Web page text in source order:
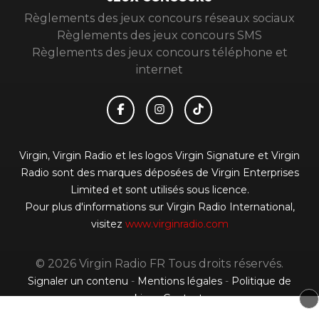
Règlements des jeux concours réseaux sociaux
Règlements des jeux concours SMS
Règlements des jeux concours téléphone et
internet
Virgin, Virgin Radio et les logos Virgin Signature et Virgin
Radio sont des marques déposées de Virgin Enterprises
Limited et sont utilisés sous licence.
Pour plus d'informations sur Virgin Radio International,
visitez www.virginradio.com
© 2026 Virgin Radio FR Tous droits réservés.
Signaler un contenu - Mentions légales - Politique de
cookies-Contact